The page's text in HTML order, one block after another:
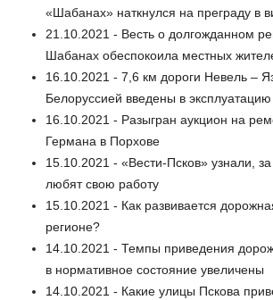
«Шабанах» наткнулся на преграду в
21.10.2021 - Весть о долгожданном
Шабанах обеспокоила местных
16.10.2021 - 7,6 км дороги Невель –
Белоруссией введены в
16.10.2021 - Разыгран аукцион на
Германа в Порхове
15.10.2021 - «Вести-Псков» узнали,
любят свою работу
15.10.2021 - Как развивается
регионе?
14.10.2021 - Темпы приведения
в нормативное состояние увеличены
14.10.2021 - Какие улицы Пскова